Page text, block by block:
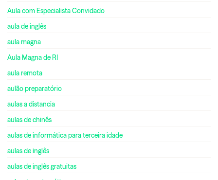
Aula com Especialista Convidado
aula de inglês
aula magna
Aula Magna de RI
aula remota
aulão preparatório
aulas a distancia
aulas de chinês
aulas de informática para terceira idade
aulas de inglês
aulas de inglês gratuitas